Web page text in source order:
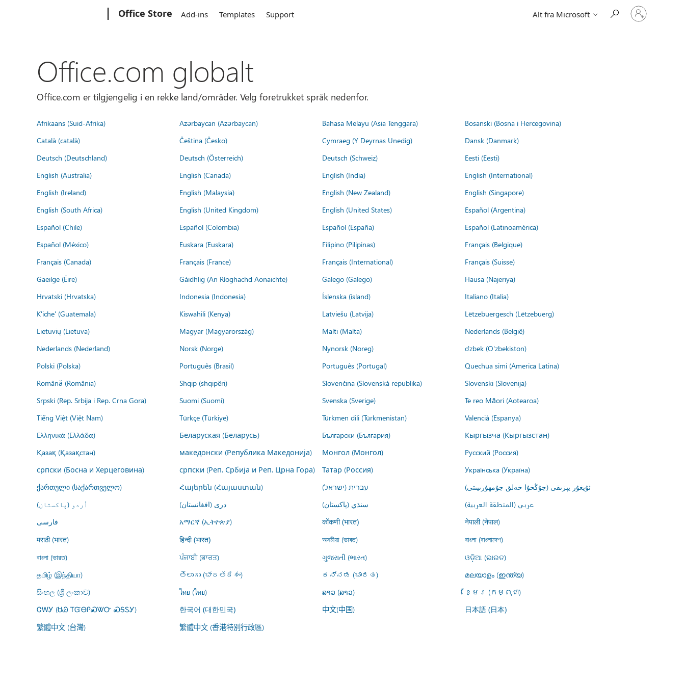
Office Store Add-ins Templates Support Alt fra Microsoft
Logg
på
kontoen
Office.com globalt
Office.com er tilgjengelig i en rekke land/områder. Velg foretrukket språk nedenfor.
Afrikaans (Suid-Afrika) Azərbaycan (Azərbaycan) Bahasa Melayu (Asia Tenggara)
Bosanski (Bosna i Hercegovina)
Català (català)
Čeština (Česko) Cymraeg (Y Deyrnas Unedig)
Dansk (Danmark)
Deutsch (Deutschland)
Deutsch (Österreich) Deutsch (Schweiz)
Eesti (Eesti)
English (Australia)
English (Canada) English (India)
English (International)
English (Ireland)
English (Malaysia) English (New Zealand)
English (Singapore)
English (South Africa)
English (United Kingdom) English (United States)
Español (Argentina)
Español (Chile)
Español (Colombia) Español (España)
Español (Latinoamérica)
Español (México)
Euskara (Euskara) Filipino (Pilipinas)
Français (Belgique)
Français (Canada)
Français (France) Français (International)
Français (Suisse)
Gaeilge (Éire)
Gàidhlig (An Rìoghachd Aonaichte) Galego (Galego)
Hausa (Najeriya)
Hrvatski (Hrvatska)
Indonesia (Indonesia) Íslenska (ísland)
Italiano (Italia)
K'iche' (Guatemala)
Kiswahili (Kenya) Latviešu (Latvija)
Lëtzebuergesch (Lëtzebuerg)
Lietuvių (Lietuva)
Magyar (Magyarország) Malti (Malta)
Nederlands (België)
Nederlands (Nederland)
Norsk (Norge) Nynorsk (Noreg)
o'zbek (O'zbekiston)
Polski (Polska)
Português (Brasil) Português (Portugal)
Quechua simi (America Latina)
Română (România)
Shqip (shqipëri) Slovenčina (Slovenská republika)
Slovenski (Slovenija)
Srpski (Rep. Srbija i Rep. Crna Gora)
Suomi (Suomi) Svenska (Sverige)
Te reo Māori (Aotearoa)
Tiếng Việt (Việt Nam)
Türkçe (Türkiye) Türkmen dili (Türkmenistan)
Valencià (Espanya)
Ελληνικά (Ελλάδα)
Беларуская (Беларусь) Български (България)
Кыргызча (Кыргызстан)
Қазақ (Қазақстан)
македонски (Република Македонија) Монгол (Монгол)
Русский (Россия)
српски (Босна и Херцеговина)
српски (Реп. Србија и Реп. Црна Гора) Татар (Россия)
Українська (Україна)
ქართული (საქართველო)
Հայերեն (Հայաստան) עברית (ישראל)
ئۇيغۇر يېزىقى (جۇڭخۇا خەلق جۇمھۇرىيىتى)
اُردو (پاکستان)
درى (افغانستان) سنڌي (پاکستان)
عربي (المنطقة العربية)
فارسى
አማርኛ (ኢትዮጵያ) कोंकणी (भारत)
नेपाली (नेपाल)
मराठी (भारत)
हिन्दी (भारत) অসমীয়া (ভাৰত)
বাংলা (বাংলাদেশ)
বাংলা (ভারত)
ਪੰਜਾਬੀ (ਭਾਰਤ) ગુજરાતી (ભારત)
ଓଡ଼ିଆ (ଭାରତ)
தமிழ் (இந்தியா)
తెలుగు (భారతదేశం) ಕನ್ನಡ (ಭಾರತ)
മലയാളം (ഇന്ത്യ)
සිංහල (ශ්‍රී ලංකාව)
ไทย (ไทย) ລາວ (ລາວ)
ខ្មែរ (កម្ពុជា)
ᏣᎳᎩ (ᏌᏊ ᎢᏳᎾᎵᏍᏔᏅ ᏍᎦᏚᎩ)
한국어 (대한민국) 中文(中国) 日本語 (日本)
繁體中文 (台灣) 繁體中文 (香港特別行政區)